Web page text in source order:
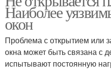
Наиболее
окон
Проблема с открытием или
окна может быть связана с
испытывают постоянную